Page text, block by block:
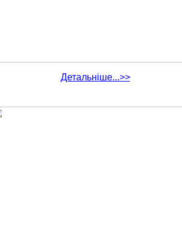
Детальніше...>>